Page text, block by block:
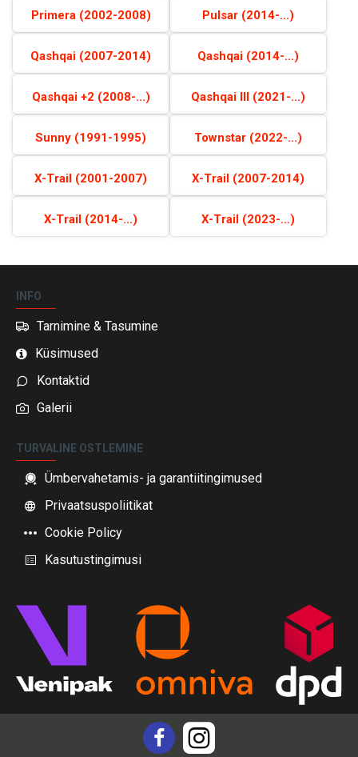
Primera (2002-2008) Pulsar (2014-...)
Qashqai (2007-2014) Qashqai (2014-...)
Qashqai +2 (2008-...) Qashqai III (2021-...)
Sunny (1991-1995) Townstar (2022-...)
X-Trail (2001-2007) X-Trail (2007-2014)
X-Trail (2014-...) X-Trail (2023-...)
INFO
Tarnimine & Tasumine
Küsimused
Kontaktid
Galerii
TURVALINE OSTLEMINE
Ümbervahetamis- ja garantiitingimused
Privaatsuspoliitikat
Cookie Policy
Kasutustingimusi